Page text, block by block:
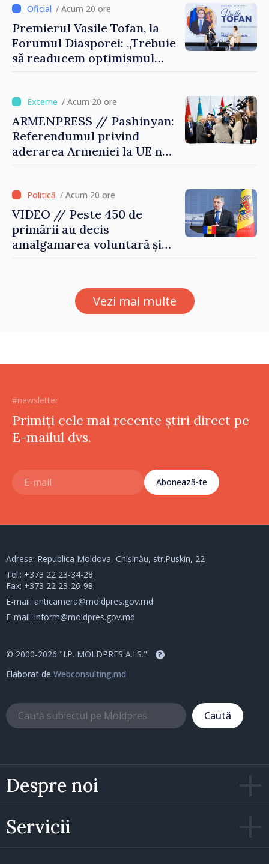
reparație/ Acum 20 ore
Premierul Vasile Tofan, la
Forumul Diasporei: „Trebuie
să readucem optimismul
direcția corectă”
/ Acum 20 ore
ARMENPRESS // Pashinyan:
Referendumul privind
aderarea Armeniei la UE nu
/ Acum 20 ore
VIDEO // Peste 450 de
primării au decis
amalgamarea voluntară și
Grosu: „Este important să
depășim blocajele și să dăm o
șansă localităților să se
Vezi mai multe
#newsletter
Primiți cele mai recente știri direct pe
E-mailul dvs.
Abonează-te
Despre noi
Servicii
Adresa: Republica Moldova, Chișinău, str.Puskin, 22
Tel.: +373 22 23-34-28
Fax: +373 22 23-26-98
E-mail: anticamera@moldpres.gov.md
E-mail: inform@moldpres.gov.md
© 2000-2026 "I.P. MOLDPRES A.I.S." ?
Elaborat de Webconsulting.md
Caută